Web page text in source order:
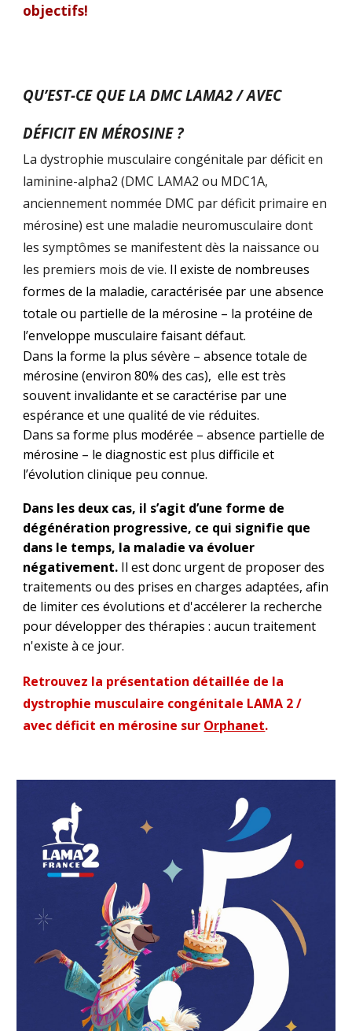
objectifs!
QU’EST-CE QUE LA DMC LAMA2 / AVEC
DÉFICIT EN MÉROSINE ?
La dystrophie musculaire congénitale par déficit en
laminine-alpha2 (DMC LAMA2 ou MDC1A,
anciennement nommée DMC par déficit primaire en
mérosine) est une maladie neuromusculaire dont
les symptômes se manifestent dès la naissance ou
les premiers mois de vie. Il existe de nombreuses
formes de la maladie, caractérisée par une absence
totale ou partielle de la mérosine – la protéine de
l’enveloppe musculaire faisant défaut.
Dans la forme la plus sévère – absence totale de
mérosine (environ 80% des cas), elle est très
souvent invalidante et se caractérise par une
espérance et une qualité de vie réduites.
Dans sa forme plus modérée – absence partielle de
mérosine – le diagnosticest plus difficile et
l’évolution clinique peu connue.
Dans les deux cas, il s’agit d’une forme de
dégénération progressive, ce qui signifie que
dans le temps, la maladie va évoluer
négativement. Il estdonc urgent de proposer des
traitements ou des prises en charges adaptées, afin
de limiter ces évolutions et d'accélerer la recherche
pour développer des thérapies : aucun traitement
n'existe à ce jour.
Retrouvez la présentation détaillée de la
dystrophie musculaire congénitale LAMA 2 /
avec déficit en mérosine sur Orphanet.